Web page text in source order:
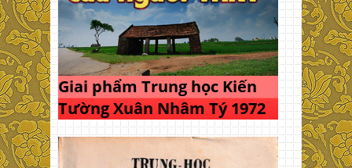
Giai phẩm Trung học Kiến
Tường Xuân Nhâm Tý 1972